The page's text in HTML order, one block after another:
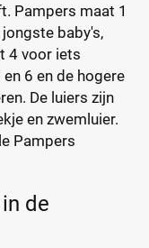
40 60
(2)
Pampers maat 1
baby's,
4 voor iets
6 en de hogere
De luiers zijn
en zwemluier.
Pampers
de